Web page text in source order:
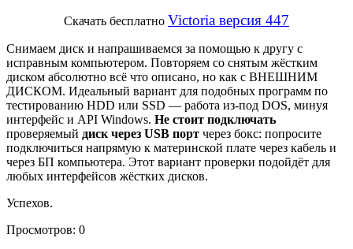
Скачать бесплатно Victoria версия 447
Снимаем диск и напрашиваемся за помощью к другу с
исправным компьютером. Повторяем со снятым жёстким
диском абсолютно всё что описано, но как с ВНЕШНИМ
ДИСКОМ. Идеальный вариант для подобных программ по
тестированию HDD или SSD — работа из-под DOS, минуя
интерфейс и API Windows. Не стоит подключать
проверяемый диск через USB порт через бокс: попросите
подключиться напрямую к материнской плате через кабель и
через БП компьютера. Этот вариант проверки подойдёт для
любых интерфейсов жёстких дисков.
Успехов.
Просмотров: 0